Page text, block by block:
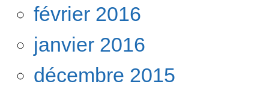
février 2016
janvier 2016
décembre 2015